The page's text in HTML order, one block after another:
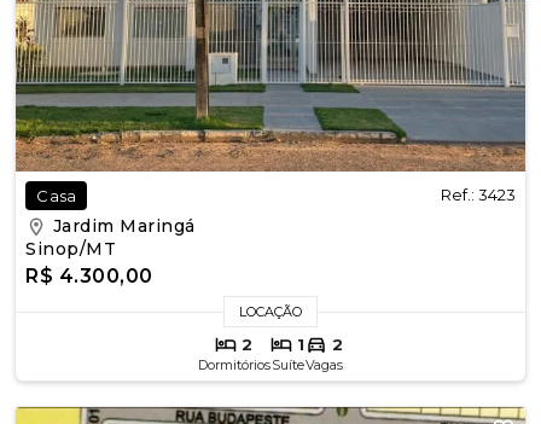
Casa Ref.: 3423
Jardim Maringá
Sinop/MT
R$ 4.300,00
LOCAÇÃO
2
Dormitórios
1
Suíte
2
Vagas